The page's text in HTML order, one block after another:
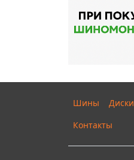
Шины Диски
Контакты